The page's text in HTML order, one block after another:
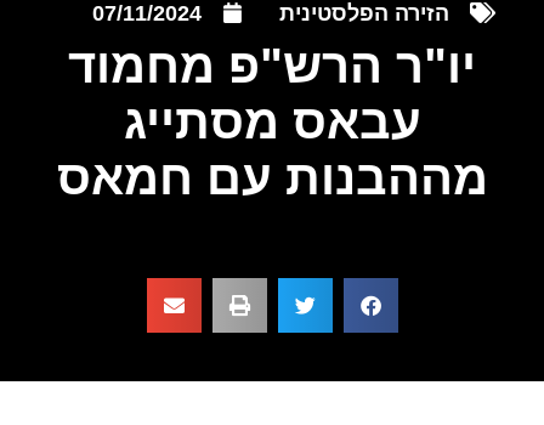
הזירה הפלסטינית 07/11/2024
יו"ר הרש"פ מחמוד
עבאס מסתייג
מההבנות עם חמאס